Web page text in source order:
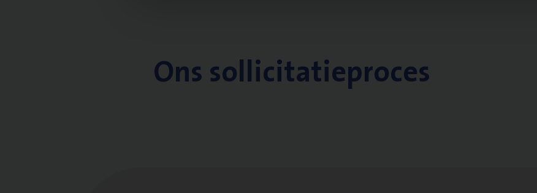
Ons sollicitatieproces